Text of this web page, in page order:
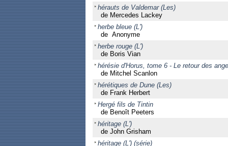
hérauts de Valdemar (Les)
de Mercedes Lackey
herbe bleue (L')
de Anonyme
herbe rouge (L')
de Boris Vian
hérésie d'Horus, tome 6 - Le retour des
de Mitchel Scanlon
hérétiques de Dune (Les)
de Frank Herbert
Hergé fils de Tintin
de Benoît Peeters
héritage (L')
de John Grisham
héritage (L') (série)